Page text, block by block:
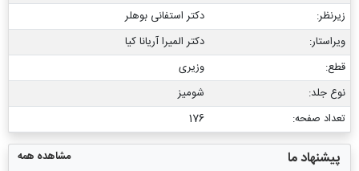
زیرنظر:
دکتر استفانی بوهلر
ویراستار:
دکتر المیرا آریانا کیا
قطع:
وزیری
نوع جلد:
شومیز
تعداد صفحه:
176
پیشنهاد ما مشاهده همه